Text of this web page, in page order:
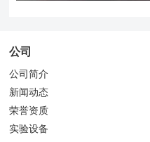
公司
公司简介
新闻动态
荣誉资质
实验设备